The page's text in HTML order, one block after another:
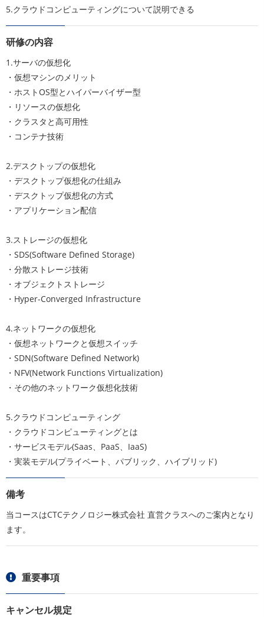
5.クラウドコンピューティングについて説明できる
研修の内容
1.サーバの仮想化
・仮想マシンのメリット
・ホストOS型とハイパーバイザー型
・リソースの仮想化
・クラスタと高可用性
・コンテナ技術
2.デスクトップの仮想化
・デスクトップ仮想化の仕組み
・デスクトップ仮想化の方式
・アプリケーション配信
3.ストレージの仮想化
・SDS(Software Defined Storage)
・分散ストレージ技術
・オブジェクトストレージ
・Hyper-Converged Infrastructure
4.ネットワークの仮想化
・仮想ネットワークと仮想スイッチ
・SDN(Software Defined Network)
・NFV(Network Functions Virtualization)
・その他のネットワーク仮想化技術
5.クラウドコンピューティング
・クラウドコンピューティングとは
・サービスモデル(Saas、PaaS、IaaS)
・実装モデル(プライベート、パブリック、ハイブリッド)
備考
当コースはCTCテクノロジー株式会社 直営クラスへのご案内となり
ます。
重要事項
キャンセル規定